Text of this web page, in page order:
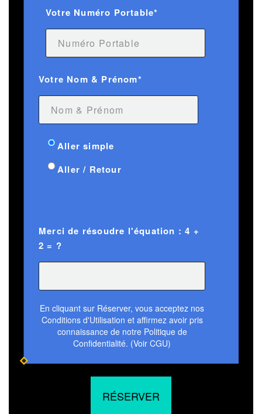
Votre Numéro Portable*
Votre Nom & Prénom*
Aller simple
Aller / Retour
Merci de résoudre l'équation : 4 +
2 = ?
En cliquant sur Réserver, vous acceptez nos
Conditions d'Utilisation et affirmez avoir pris
connaissance de notre Politique de
Confidentialité. (Voir CGU)
RÉSERVER